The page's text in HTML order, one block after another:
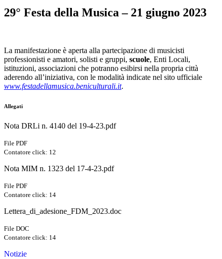
29° Festa della Musica – 21 giugno 2023
La manifestazione è aperta alla partecipazione di musicisti
professionisti e amatori, solisti e gruppi, scuole, Enti Locali,
istituzioni, associazioni che potranno esibirsi nella propria città
aderendo all’iniziativa, con le modalità indicate nel sito ufficiale
www.festadellamusica.beniculturali.it.
Allegati
Nota DRLi n. 4140 del 19-4-23.pdf
File PDF
Contatore click: 12
Nota MIM n. 1323 del 17-4-23.pdf
File PDF
Contatore click: 14
Lettera_di_adesione_FDM_2023.doc
File DOC
Contatore click: 14
Notizie